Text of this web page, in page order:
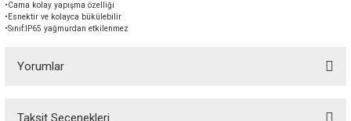
•Cama kolay yapışma özelliği
•Esnektir ve kolayca bükülebilir
•Sınıf:IP65 yağmurdan etkilenmez
Yorumlar
Taksit Seçenekleri